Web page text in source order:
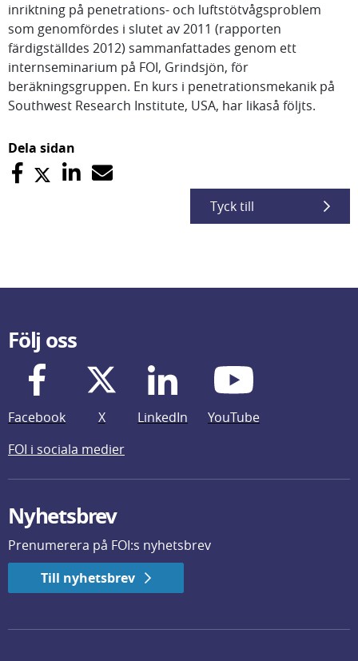
inriktning på penetrations- och luftstötvågsproblem
som genomfördes i slutet av 2011 (rapporten
färdigställdes 2012) sammanfattades genom ett
internseminarium på FOI, Grindsjön, för
beräkningsgruppen. En kurs i penetrationsmekanik på
Southwest Research Institute, USA, har likaså följts.
Dela sidan
Tyck till
Följ oss
Facebook X LinkedIn
YouTube
FOI i sociala medier
Nyhetsbrev
Prenumerera på FOI:s nyhetsbrev
Till nyhetsbrev